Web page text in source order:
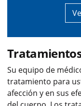
Su equipo de
tratamiento para
afección y en sus